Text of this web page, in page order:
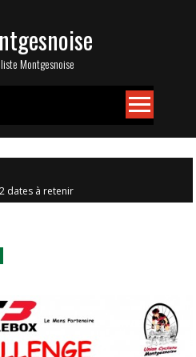
Montgesnoise
2 dates à retenir